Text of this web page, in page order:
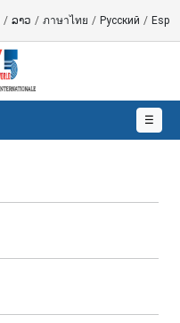
/ ລາວ / ภาษาไทย / Русский /
☰